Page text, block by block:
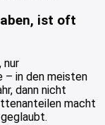
ist oft
nur
– in den meisten
dann nicht
macht